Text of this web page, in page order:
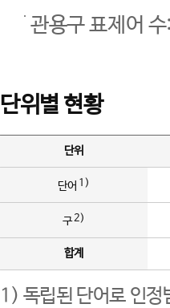
관용구 표제어
단위별 현황
단위
단어 1)
구2)
합계
1) 독립된 단어로 인정